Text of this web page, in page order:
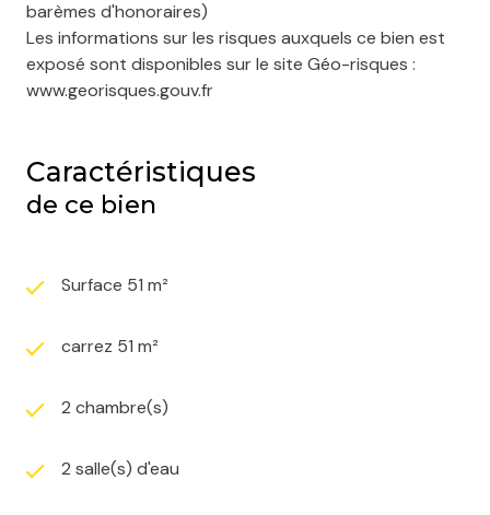
barèmes d'honoraires)
Les informations sur les risques auxquels ce bien est
exposé sont disponibles sur le site Géo-risques :
www.georisques.gouv.fr
Caractéristiques
de ce bien
Surface 51 m²
carrez 51 m²
2 chambre(s)
2 salle(s) d'eau